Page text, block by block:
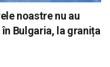
noastre nu au
Bulgaria, la granița